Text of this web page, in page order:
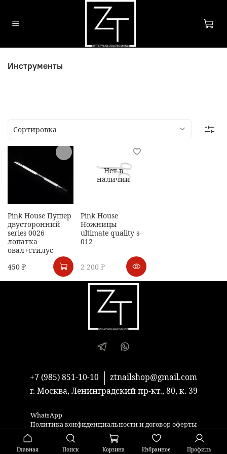
Инструменты
Pink House Пушер
двусторонний
series 0026
лопатка
овал+стилус
450 ₽
Нет в
наличии
Pink House
Ножницы
ultimate quality s-
012
2 200 ₽
+7 (985) 851-10-10
ztnailshop@gmail.com
г. Москва, Ленинградский пр-кт., 80, к. 39
WhatsApp
Политика конфиденциальности и договор оферты
Главная Поиск Корзина Избранное Профиль